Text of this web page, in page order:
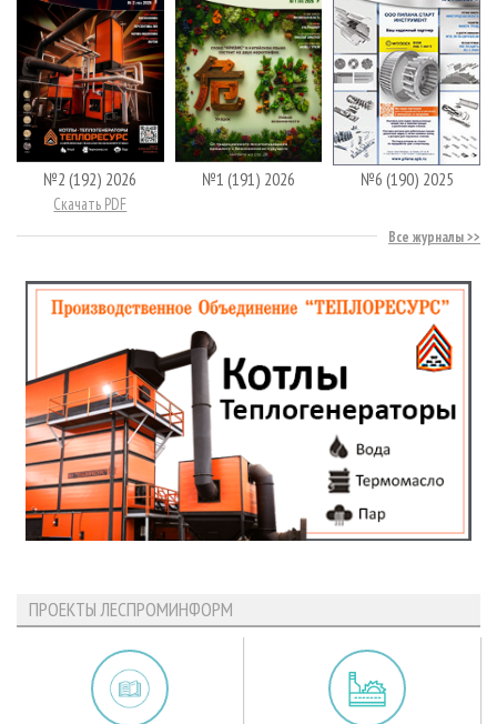
№2 (192) 2026
Скачать PDF
№1 (191) 2026 №6 (190) 2025
Все журналы
ПРОЕКТЫ ЛЕСПРОМИНФОРМ